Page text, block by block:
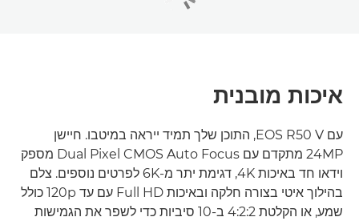
איכות מובנית
עם EOS R50 V, התוכן שלך תמיד ייראה במיטבו. חיישן
24MP מתקדם עם Dual Pixel CMOS Auto Focus מספק
וידאו חד באיכות 4K, דגימת יתר מ-6K לפרטים נוספים. צלם
בהילוך איטי בצורה חלקה ובאיכות Full HD עם עד 120p כולל
שמע, או הקלטת 4:2:2 ב-10 סיביות כדי לשפר את הגמישות